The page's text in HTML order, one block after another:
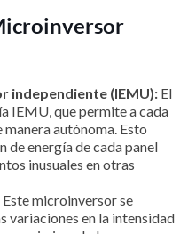
independiente (IEMU): El
IEMU, que permite a cada
autónoma. Esto
de energía de cada panel
inusuales en otras
Este microinversor se
variaciones en la intensidad